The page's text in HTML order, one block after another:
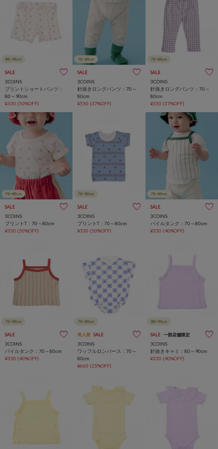
SALE
3COINS
プリントショートパンツ：
80～90cm
¥330 (50%OFF)
SALE
3COINS
針抜きロングパンツ：70～
80cm
¥550 (37%OFF)
SALE
3COINS
針抜きロングパンツ：70～
80cm
¥550 (37%OFF)
SALE
3COINS
プリントT：70～80cm
¥330 (50%OFF)
SALE
3COINS
プリントT：70～80cm
¥330 (50%OFF)
SALE
3COINS
パイルタンク：70～80cm
¥330 (40%OFF)
SALE
3COINS
パイルタンク：70～80cm
¥330 (40%OFF)
再入荷 SALE
3COINS
ワッフルロンパース：70～
80cm
¥660 (25%OFF)
SALE 一部店舗限定
3COINS
針抜きキャミ：80～90cm
¥330 (40%OFF)